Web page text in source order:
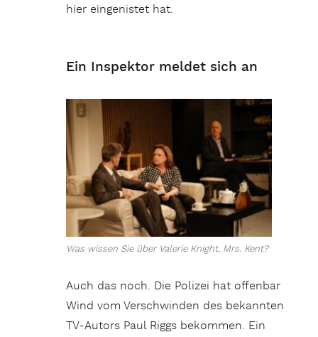
hier eingenistet hat.
Ein Inspektor meldet sich an
Was wissen Sie über Valerie Knight, Mrs. Kent?
Auch das noch. Die Polizei hat offenbar
Wind vom Verschwinden des bekannten
TV-Autors Paul Riggs bekommen. Ein